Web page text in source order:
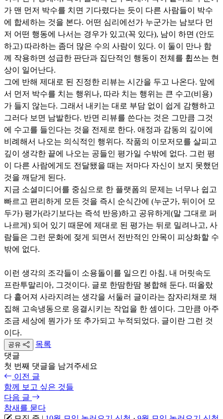
가 맨 먼저 박수를 치면 기다렸다는 듯이 다른 사람들이 박수
에 합세하는 것을 본다. 어떤 심리에선가 누군가는 남보다 먼
저 어떤 행동에 나서는 경우가 있고(꼭 있다), 남이 하면 (안도
하고) 따라하는 좀더 많은 수의 사람이 있다. 이 둘이 만나 함
께 작용하면 성급한 판단과 집단적인 행동이 전체를 휩쓰는 현
상이 일어난다.
그에 반해 제대로 된 진정한 리뷰는 시간을 두고 나온다. 앞에
서 먼저 박수를 치는 행위나, 따라 치는 행위는 큰 수고(비용)
가 들지 않는다. 그래서 내키는 대로 부담 없이 쉽게 감행하고
그러다 보면 남발한다. 반면 리뷰를 쓴다는 것은 그만큼 그것
에 수고를 들인다는 것을 전제로 한다. 애정과 감동의 깊이에
비례해서 나오는 의식적인 행위다. 작품의 이모저모를 살피고
깊이 생각한 끝에 나오는 공들인 평가일 수밖에 없다. 그런 평
이 다른 사람에게도 전달됐을 때는 저마다 자신이 보지 못했던
것을 깨닫게 된다.
지금 소셜미디어를 중심으로 한 플랫폼의 문제는 너무나 쉽고
빠르고 편리하게 모든 것을 즉시 순식간에 (누군가, 뒤이어 모
두가) 평가(라기보다는 즉석 반응)하고 공유하게(말 그대로 퍼
나르게) 되어 있기 때문에 제대로 된 평가는 뒤로 밀려나고, 사
람들은 그런 문화에 젖게 되면서 전반적인 안목이 피상화할 수
밖에 없다.
이런 생각의 조각들이 소용돌이를 일으킨 아침. 내 머릿속도
프란투말리아, 그것이다. 글로 한땀한땀 봉합해 둔다. 떠올랐
다 흩어져 사라지려는 생각을 서둘러 글이라는 잠자리채로 채
집해 고속냉동으로 응결시키는 작업을 한 셈이다. 그만큼 아주
조금 세상에 뭔가가 또 추가되고 누적되었다. 글이란 그런 것
이다.
공유
목록
댓글
첫 번째 댓글을 남겨주세요
이전 글
함께 보고 싶은 것들
다음 글
참새를 묻다